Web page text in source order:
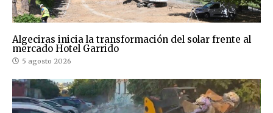
Algeciras inicia la transformación del solar frente al
mercado Hotel Garrido
5 agosto 2026